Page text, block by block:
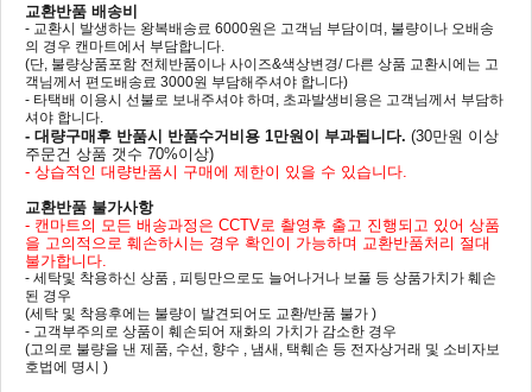
교환반품 배송비
- 교환시 발생하는 왕복배송료 6000원은 고객님 부담이며, 불량이나 오배송
의 경우 캔마트에서 부담합니다.
(단, 불량상품포함 전체반품이나 사이즈&색상변경/ 다른 상품 교환시에는 고
객님께서 편도배송료 3000원 부담해주셔야 합니다)
- 타택배 이용시 선불로 보내주셔야 하며, 초과발생비용은 고객님께서 부담하
셔야 합니다.
- 대량구매후 반품시 반품수거비용 1만원이 부과됩니다. (30만원 이상
주문건 상품 갯수 70%이상)
- 상습적인 대량반품시 구매에 제한이 있을 수 있습니다.
교환반품 불가사항
- 캔마트의 모든 배송과정은 CCTV로 촬영후 출고 진행되고 있어 상품
을 고의적으로 훼손하시는 경우 확인이 가능하며 교환반품처리 절대
불가합니다.
- 세탁및 착용하신 상품 , 피팅만으로도 늘어나거나 보풀 등 상품가치가 훼손
된 경우
(세탁 및 착용후에는 불량이 발견되어도 교환/반품 불가 )
- 고객부주의로 상품이 훼손되어 재화의 가치가 감소한 경우
(고의로 불량을 낸 제품, 수선, 향수 , 냄새, 택훼손 등 전자상거래 및 소비자보
호법에 명시 )